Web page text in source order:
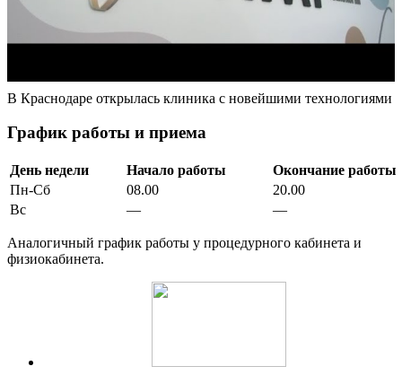
В Краснодаре открылась клиника с новейшими технологиями
График работы и приема
День недели Начало работы
Окончание работы
Пн-Сб
08.00
20.00
Вс
— —
Аналогичный график работы у процедурного кабинета и
физиокабинета.